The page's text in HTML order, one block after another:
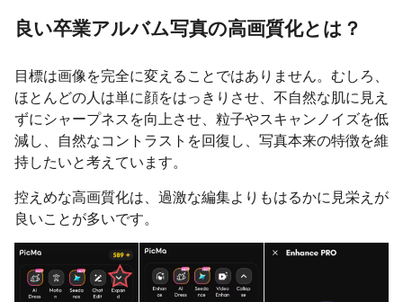
良い卒業アルバム写真の高画質化とは？
目標は画像を完全に変えることではありません。むしろ、
ほとんどの人は単に顔をはっきりさせ、不自然な肌に見え
ずにシャープネスを向上させ、粒子やスキャンノイズを低
減し、自然なコントラストを回復し、写真本来の特徴を維
持したいと考えています。
控えめな高画質化は、過激な編集よりもはるかに見栄えが
良いことが多いです。